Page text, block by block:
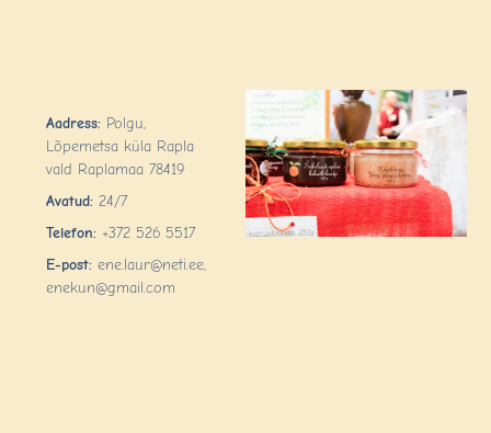
Aadress: Polgu,
Lõpemetsa küla Rapla
vald Raplamaa 78419
Avatud: 24/7
Telefon: +372 526 5517
E-post: ene.laur@neti.ee,
enekun@gmail.com